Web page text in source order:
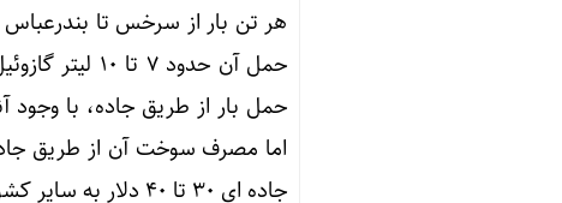
جاده ای ۳۰ تا ۴۰ دلار به سایر کشورها یارانه می دهد.